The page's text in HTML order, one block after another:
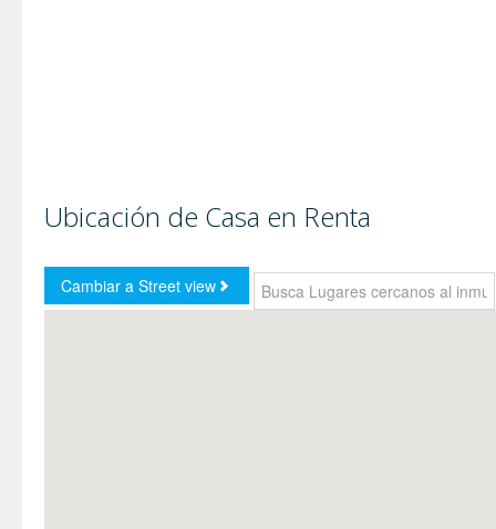
Ubicación de Casa en Renta